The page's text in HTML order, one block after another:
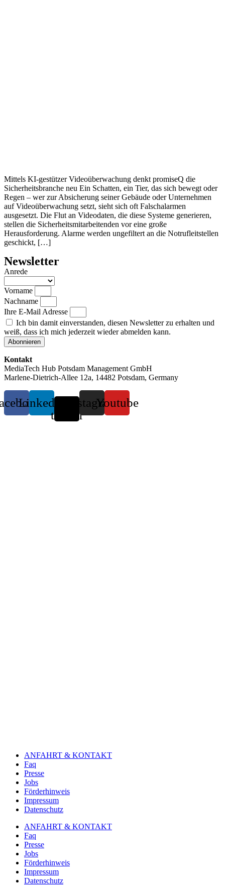
Mittels KI-gestützer Videoüberwachung denkt promiseQ die
Sicherheitsbranche neu Ein Schatten, ein Tier, das sich bewegt oder
Regen – wer zur Absicherung seiner Gebäude oder Unternehmen
auf Videoüberwachung setzt, sieht sich oft Falschalarmen
ausgesetzt. Die Flut an Videodaten, die diese Systeme generieren,
stellen die Sicherheitsmitarbeitenden vor eine große
Herausforderung. Alarme werden ungefiltert an die Notrufleitstellen
geschickt, […]
Newsletter
Anrede
Vorname
Nachname
Ihre E-Mail Adresse
Ich bin damit einverstanden, diesen Newsletter zu erhalten und
weiß, dass ich mich jederzeit wieder abmelden kann.
Abonnieren
Kontakt
MediaTech Hub Potsdam Management GmbH
Marlene-Dietrich-Allee 12a, 14482 Potsdam, Germany
Linkedin
twitter
InstagramYoutube
ANFAHRT & KONTAKT
Faq
Presse
Jobs
Förderhinweis
Impressum
Datenschutz
ANFAHRT & KONTAKT
Faq
Presse
Jobs
Förderhinweis
Impressum
Datenschutz